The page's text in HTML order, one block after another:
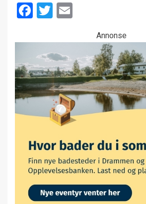
Facebook
Twitter
Annonse